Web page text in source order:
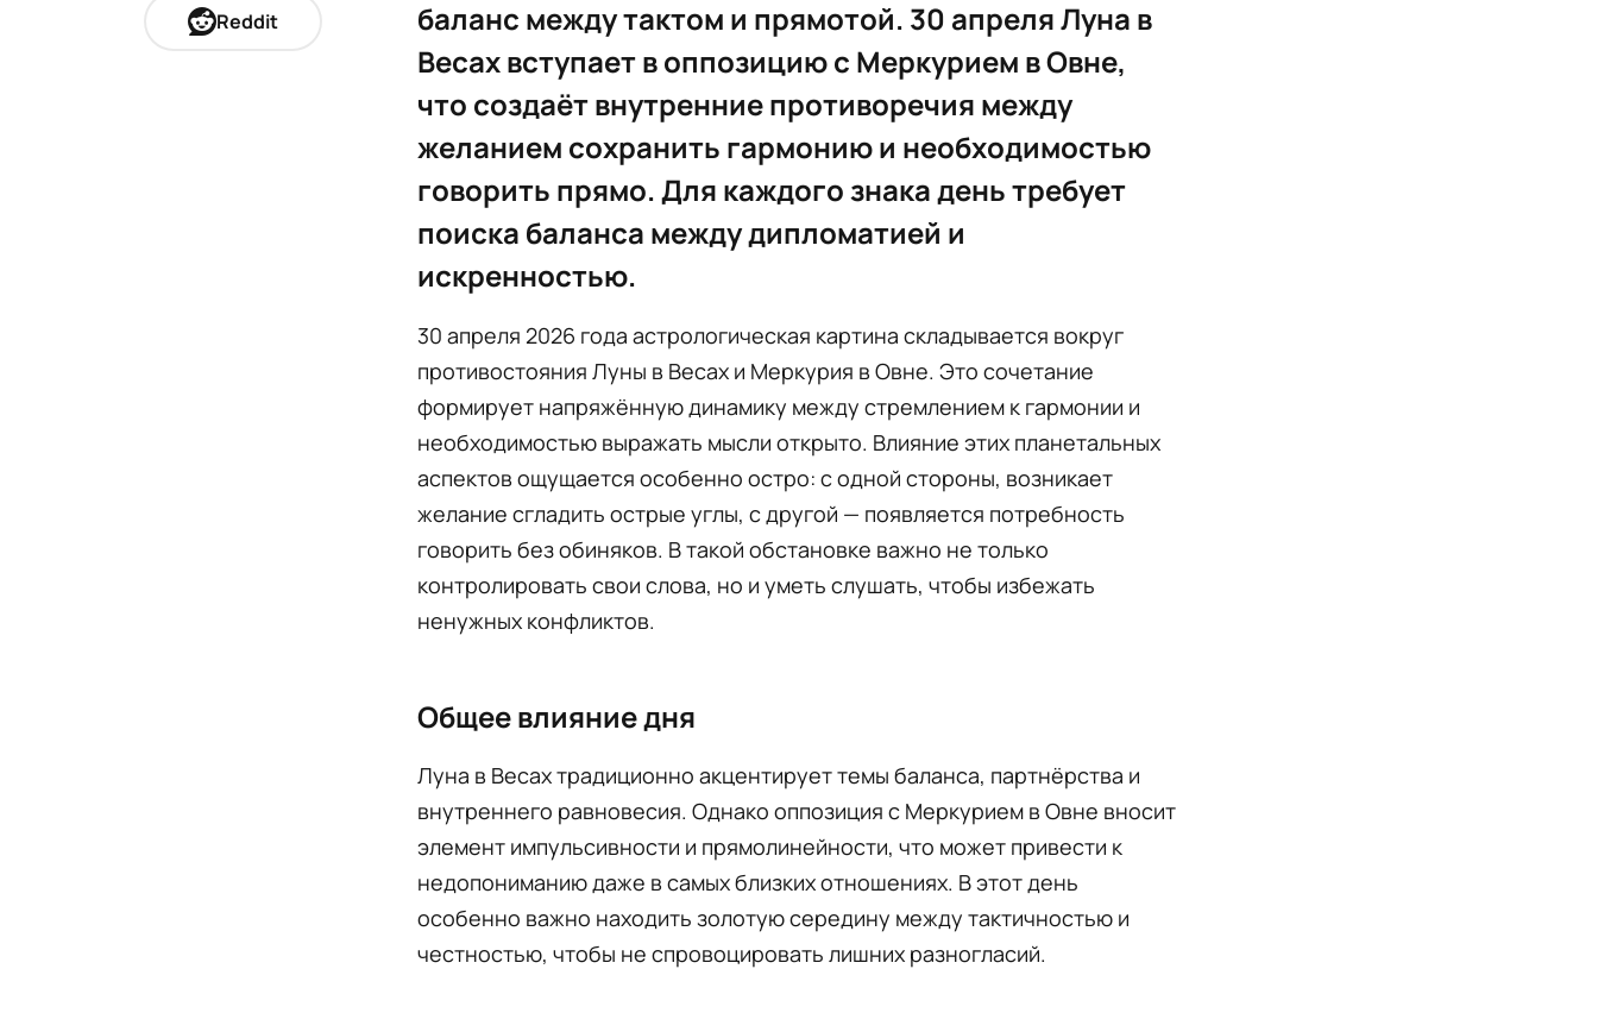
Reddit
баланс между тактом и прямотой. 30 апреля Луна в
Весах вступает в оппозицию с Меркурием в Овне,
что создаёт внутренние противоречия между
желанием сохранить гармонию и необходимостью
говорить прямо. Для каждого знака день требует
поиска баланса между дипломатией и
искренностью.
30 апреля 2026 года астрологическая картина складывается вокруг
противостояния Луны в Весах и Меркурия в Овне. Это сочетание
формирует напряжённую динамику между стремлением к гармонии и
необходимостью выражать мысли открыто. Влияние этих планетальных
аспектов ощущается особенно остро: с одной стороны, возникает
желание сгладить острые углы, с другой — появляется потребность
говорить без обиняков. В такой обстановке важно не только
контролировать свои слова, но и уметь слушать, чтобы избежать
ненужных конфликтов.
Общее влияние дня
Луна в Весах традиционно акцентирует темы баланса, партнёрства и
внутреннего равновесия. Однако оппозиция с Меркурием в Овне вносит
элемент импульсивности и прямолинейности, что может привести к
недопониманию даже в самых близких отношениях. В этот день
особенно важно находить золотую середину между тактичностью и
честностью, чтобы не спровоцировать лишних разногласий.